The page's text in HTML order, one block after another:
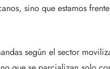
sino que estamos
según el sector